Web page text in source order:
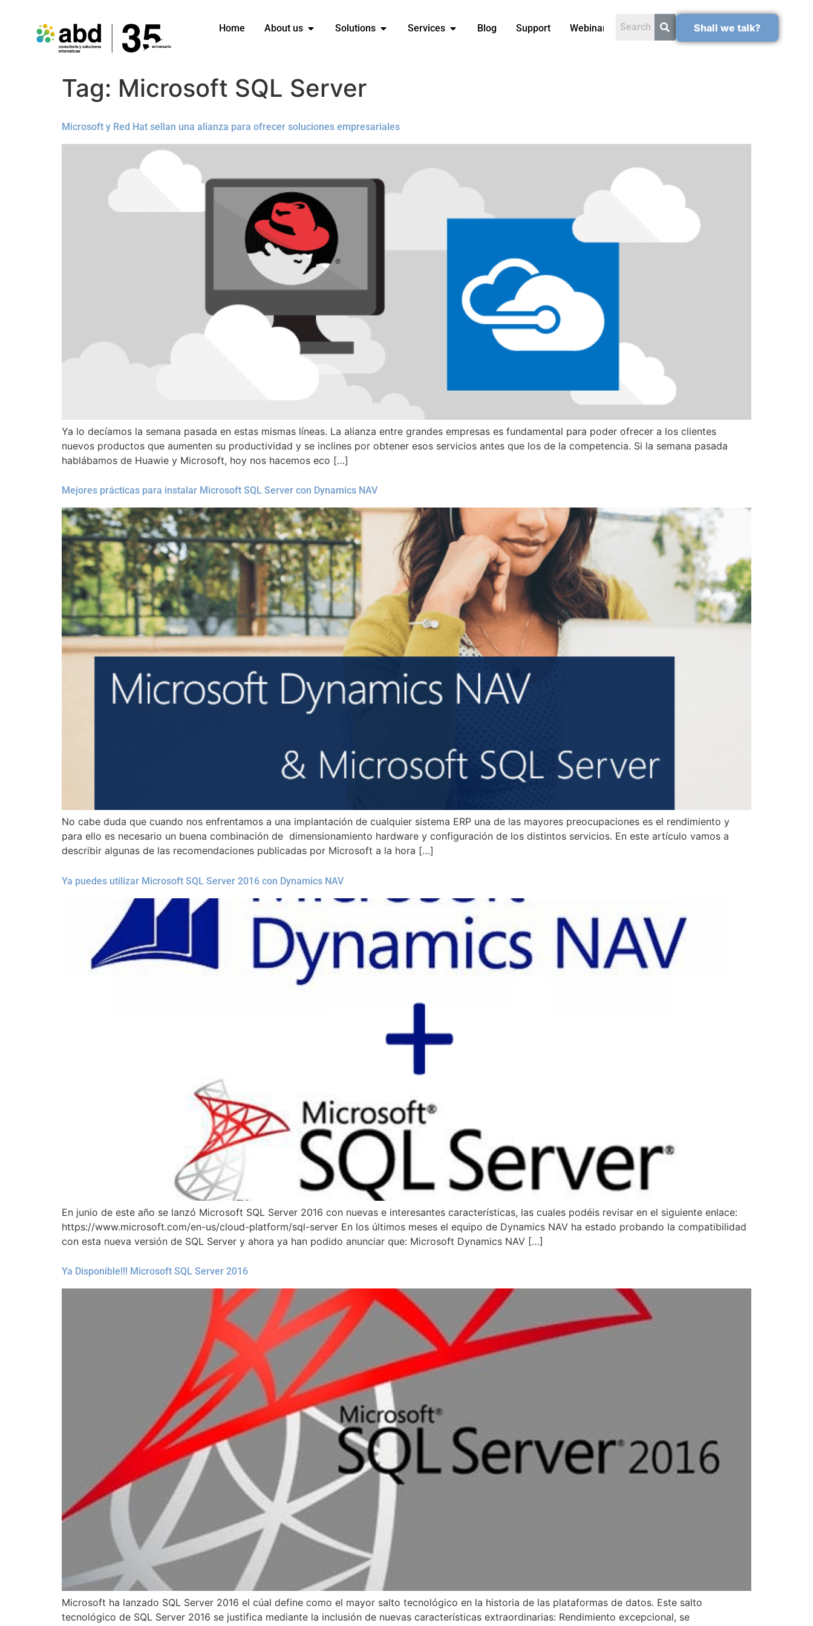
Home About us Solutions Services Blog Support Webinars Shall we talk?
Tag: Microsoft SQL Server
Microsoft y Red Hat sellan una alianza para ofrecer soluciones empresariales
Ya lo decíamos la semana pasada en estas mismas líneas. La alianza entre grandes empresas es fundamental para poder ofrecer a los clientes
nuevos productos que aumenten su productividad y se inclines por obtener esos servicios antes que los de la competencia. Si la semana pasada
hablábamos de Huawie y Microsoft, hoy nos hacemos eco […]
Mejores prácticas para instalar Microsoft SQL Server con Dynamics NAV
No cabe duda que cuando nos enfrentamos a una implantación de cualquier sistema ERP una de las mayores preocupaciones es el rendimiento y
para ello es necesario un buena combinación de dimensionamiento hardware y configuración de los distintos servicios. En este artículo vamos a
describir algunas de las recomendaciones publicadas por Microsoft a la hora […]
Ya puedes utilizar Microsoft SQL Server 2016 con Dynamics NAV
En junio de este año se lanzó Microsoft SQL Server 2016 con nuevas e interesantes características, las cuales podéis revisar en el siguiente enlace:
https://www.microsoft.com/en-us/cloud-platform/sql-server En los últimos meses el equipo de Dynamics NAV ha estado probando la compatibilidad
con esta nueva versión de SQL Server y ahora ya han podido anunciar que: Microsoft Dynamics NAV […]
Ya Disponible!!! Microsoft SQL Server 2016
Microsoft ha lanzado SQL Server 2016 el cúal define como el mayor salto tecnológico en la historia de las plataformas de datos. Este salto
tecnológico de SQL Server 2016 se justifica mediante la inclusión de nuevas características extraordinarias: Rendimiento excepcional, se